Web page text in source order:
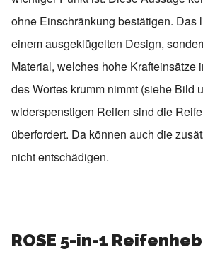
ohne Einschränkung bestätigen. Das
einem ausgeklügelten Design,
Material, welches hohe Krafteinsätze
des Wortes krumm nimmt (siehe Bild
widerspenstigen Reifen sind die
überfordert. Da können auch die
nicht entschädigen.
ROSE 5-in-1